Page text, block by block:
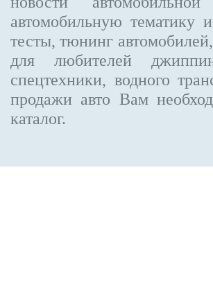
автомобильную тематику
тесты, тюнинг
для любителей
спецтехники, водного
продажи авто Вам
каталог.